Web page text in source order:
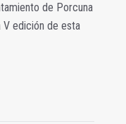
de Porcuna
edición de esta